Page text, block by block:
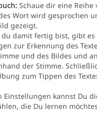
Schaue dir eine Reihe
Wort wird gesprochen
gezeigt.
du damit fertig bist, gibt es
zur Erkennung des
und des Bildes und
der Stimme.
zum Tippen des
Einstellungen kannst Du
die Du lernen